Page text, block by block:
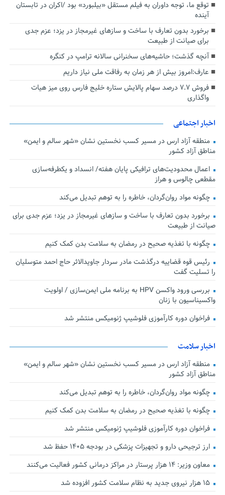
توقع ما، توجه داوران به فیلم مستقل «بیلبورد» بود /اکران در تابستان
آینده
برخورد بدون تعارف با ساخت‌ و سازهای غیرمجاز در یزد؛ عزم جدی
برای صیانت از طبیعت
آنچه گذشت؛ حاشیه‌های سخنرانی سالانه ترامپ در کنگره
عارف:امروز بیش از هر زمان به رفاقت ملی نیاز داریم
فروش ۷.۷ درصد سهام پالایش ستاره خلیج فارس روی میز هیات
واگذاری
اخبار اجتماعی
منطقه آزاد ارس در مسیر کسب نخستین نشان «شهر سالم و ایمن»
مناطق آزاد کشور
اعمال محدودیت‌های ترافیکی پایان هفته/ انسداد و یکطرفه‌سازی
مقطعی چالوس و هراز
چگونه مواد روان‌گردان، خاطره را به توهم تبدیل می‌کند
برخورد بدون تعارف با ساخت‌ و سازهای غیرمجاز در یزد؛ عزم جدی برای
صیانت از طبیعت
چگونه با تغذیه صحیح در رمضان به سلامت بدن کمک کنیم
رئیس قوه قضاییه درگذشت مادر سردار جاویدالاثر حاج احمد متوسلیان
را تسلیت گفت
بررسی ورود واکسن HPV به برنامه ملی ایمن‌سازی / اولویت
واکسیناسیون با زنان
فراخوان دوره کارآموزی فلوشیپ ژنومیکس منتشر شد
اخبار سلامت
منطقه آزاد ارس در مسیر کسب نخستین نشان «شهر سالم و ایمن»
مناطق آزاد کشور
چگونه مواد روان‌گردان، خاطره را به توهم تبدیل می‌کند
چگونه با تغذیه صحیح در رمضان به سلامت بدن کمک کنیم
فراخوان دوره کارآموزی فلوشیپ ژنومیکس منتشر شد
ارز ترجیحی دارو و تجهیزات پزشکی در بودجه ۱۴۰۵ حفظ شد
معاون وزیر: ۱۴ هزار پرستار در مراکز درمانی کشور فعالیت می‌کنند
۱۵ هزار نیروی جدید به نظام سلامت کشور افزوده شد